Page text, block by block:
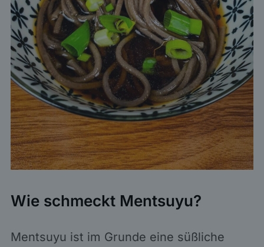
Wie schmeckt Mentsuyu?
Mentsuyu ist im Grunde eine süßliche